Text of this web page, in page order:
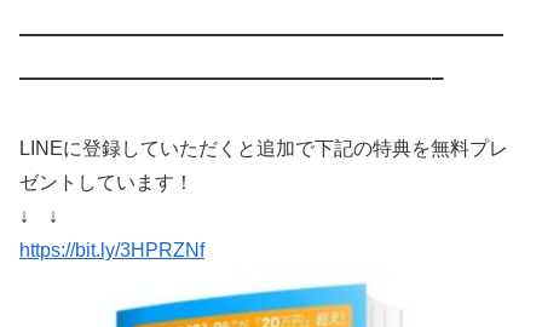
————————————————————
—————————————————–
LINEに登録していただくと追加で下記の特典を無料プレ
ゼントしています！
↓ ↓
https://bit.ly/3HPRZNf